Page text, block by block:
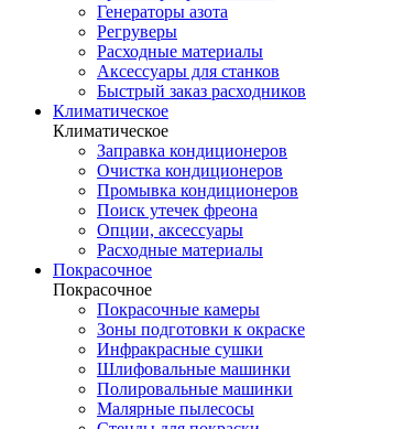
Генераторы азота
Регруверы
Расходные материалы
Аксессуары для станков
Быстрый заказ расходников
Климатическое
Климатическое
Заправка кондиционеров
Очистка кондиционеров
Промывка кондиционеров
Поиск утечек фреона
Опции, аксессуары
Расходные материалы
Покрасочное
Покрасочное
Покрасочные камеры
Зоны подготовки к окраске
Инфракрасные сушки
Шлифовальные машинки
Полировальные машинки
Малярные пылесосы